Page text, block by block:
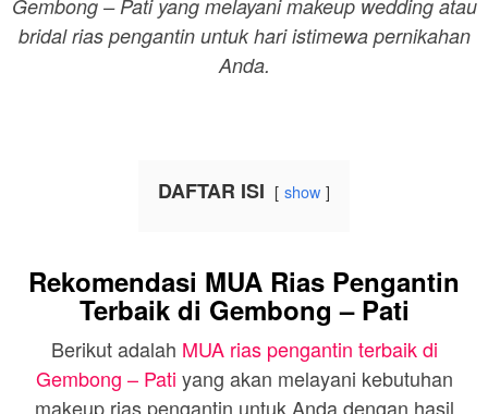
Gembong – Pati yang melayani makeup wedding atau
bridal rias pengantin untuk hari istimewa pernikahan
Anda.
DAFTAR ISI show
Rekomendasi MUA Rias Pengantin
Terbaik di Gembong – Pati
Berikut adalah MUA rias pengantin terbaik di
Gembong – Pati yang akan melayani kebutuhan
makeup rias pengantin untuk Anda dengan hasil